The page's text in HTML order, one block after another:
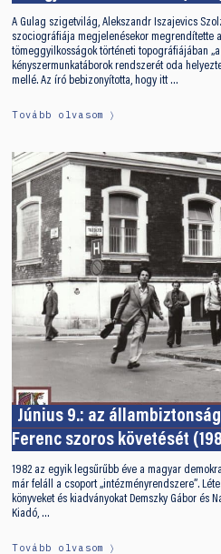
A Gulag szigetvilág, Alekszandr Iszajevics
szociográfiája megjelenésekor megrendítette
tömeggyilkosságok történeti topográfiájában
kényszermunkatáborok rendszerét oda
mellé. Az író bebizonyította, hogy itt …
Tovább olvasom
Június 9.: az
Ferenc szoros követését
1982 az egyik legsűrűbb éve a magyar
már feláll a csoport „intézményrendszere”.
könyveket és kiadványokat Demszky Gábor és
Kiadó, …
Tovább olvasom